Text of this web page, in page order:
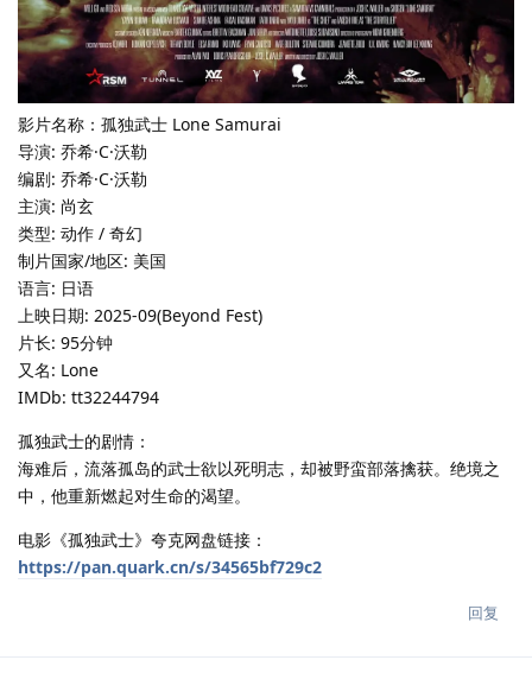
影片名称：孤独武士 Lone Samurai
导演: 乔希·C·沃勒
编剧: 乔希·C·沃勒
主演: 尚玄
类型: 动作 / 奇幻
制片国家/地区: 美国
语言: 日语
上映日期: 2025-09(Beyond Fest)
片长: 95分钟
又名: Lone
IMDb: tt32244794
孤独武士的剧情：
海难后，流落孤岛的武士欲以死明志，却被野蛮部落擒获。绝境之
中，他重新燃起对生命的渴望。
电影《孤独武士》夸克网盘链接：
https://pan.quark.cn/s/34565bf729c2
回复